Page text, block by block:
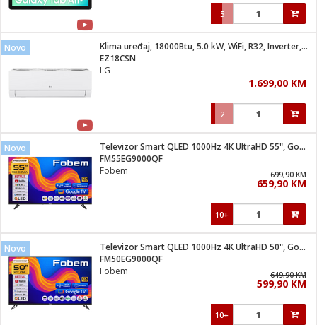
kafu
program
materijal
gorivo
brave
5
Novo
Klima uređaj, 18000Btu, 5.0 kW, WiFi, R32, Inverter, A++/A+
EZ18CSN
LG
1.699,00 KM
2
Novo
Televizor Smart QLED 1000Hz 4K UltraHD 55", Google TV
FM55EG9000QF
Fobem
699,90 KM
659,90 KM
10+
Novo
Televizor Smart QLED 1000Hz 4K UltraHD 50", Google TV
FM50EG9000QF
Fobem
649,90 KM
599,90 KM
10+